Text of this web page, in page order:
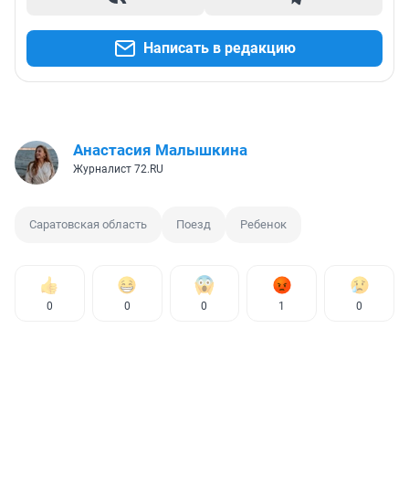
Написать в редакцию
Анастасия Малышкина
Журналист 72.RU
Саратовская область Поезд Ребенок
0 0 0 1 0